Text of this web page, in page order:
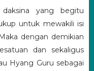
daksina yang begitu
untuk mewakili isi
dengan demikian
dan sekaligus
Hyang Guru sebagai